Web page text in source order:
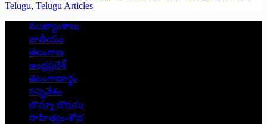
ముఖ్యాంశాలు
జాతీయం
తెలంగాణ
ఆంధ్రప్రదేశ్
తెలంగాణార్థం
సన్నివేశం
బొమ్మా బొరుసు
సాహిత్యం-శోభ